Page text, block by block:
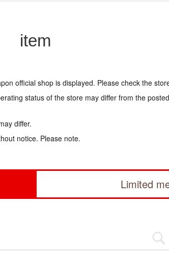
item
official shop is displayed. Please check the
status of the store may differ from the
differ.
notice. Please note.
Limited